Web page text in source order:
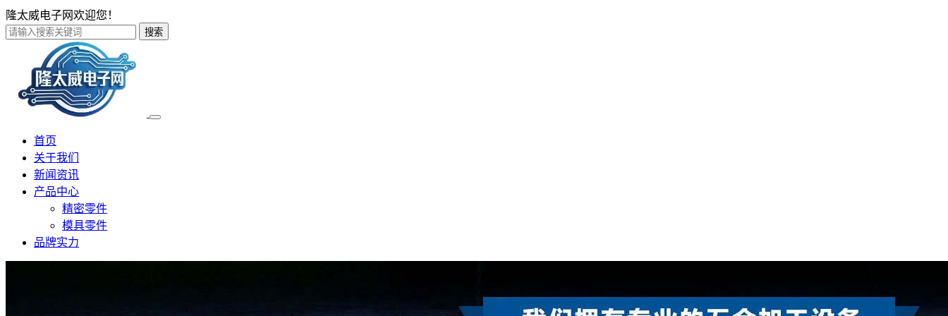
隆太威电子网欢迎您！
搜索
首页
关于我们
新闻资讯
产品中心
精密零件
模具零件
品牌实力